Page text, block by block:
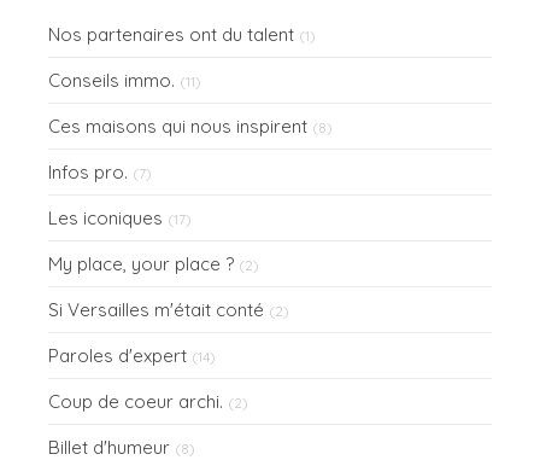
Nos partenaires ont du talent (1)
Conseils immo. (11)
Ces maisons qui nous inspirent (8)
Infos pro. (7)
Les iconiques (17)
My place, your place ? (2)
Si Versailles m'était conté (2)
Paroles d'expert (14)
Coup de coeur archi. (2)
Billet d'humeur (8)